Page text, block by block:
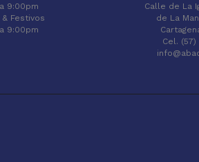
9:00pm
Festivos
9:00pm
Calle de La
de La
Cel. (57)